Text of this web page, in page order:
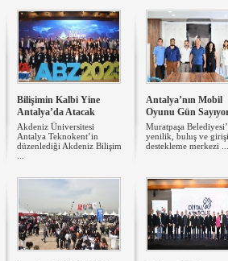
Bilişimin Kalbi Yine
Antalya’da Atacak
Akdeniz Üniversitesi
Antalya Teknokent’in
düzenlediği Akdeniz Bilişim
Antalya’nın Mobil
Oyunu Gün
Muratpaşa
yenilik, buluş ve
destekleme merkezi ...